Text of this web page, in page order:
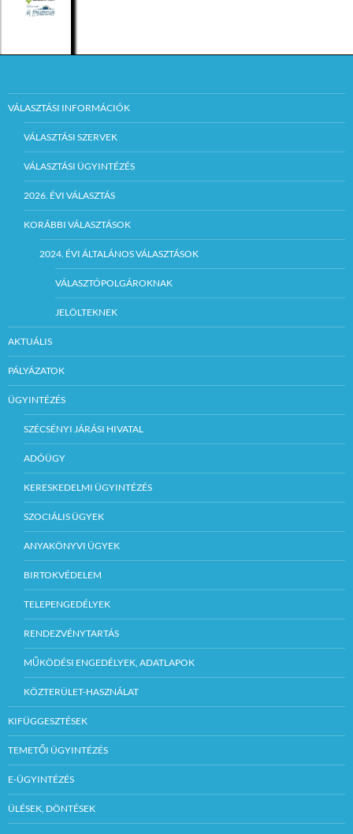
VÁLASZTÁSI INFORMÁCIÓK
VÁLASZTÁSI SZERVEK
VÁLASZTÁSI ÜGYINTÉZÉS
2026. ÉVI VÁLASZTÁS
KORÁBBI VÁLASZTÁSOK
2024. ÉVI ÁLTALÁNOS VÁLASZTÁSOK
VÁLASZTÓPOLGÁROKNAK
JELÖLTEKNEK
AKTUÁLIS
PÁLYÁZATOK
ÜGYINTÉZÉS
SZÉCSÉNYI JÁRÁSI HIVATAL
ADÓÜGY
KERESKEDELMI ÜGYINTÉZÉS
SZOCIÁLIS ÜGYEK
ANYAKÖNYVI ÜGYEK
BIRTOKVÉDELEM
TELEPENGEDÉLYEK
RENDEZVÉNYTARTÁS
MŰKÖDÉSI ENGEDÉLYEK, ADATLAPOK
KÖZTERÜLET-HASZNÁLAT
KIFÜGGESZTÉSEK
TEMETŐI ÜGYINTÉZÉS
E-ÜGYINTÉZÉS
ÜLÉSEK, DÖNTÉSEK